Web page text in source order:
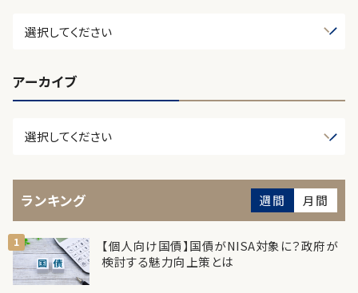
アーカイブ
ランキング 週間 月間
【個人向け国債】国債がNISA対象に？政府が
検討する魅力向上策とは